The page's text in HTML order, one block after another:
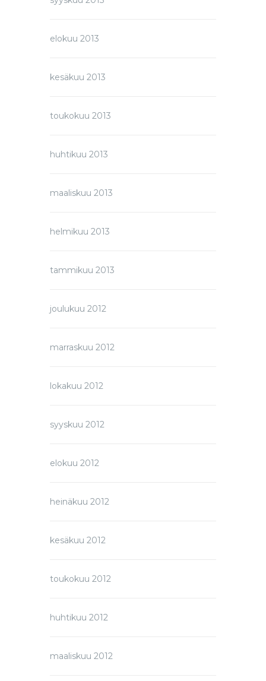
elokuu 2013
kesäkuu 2013
toukokuu 2013
huhtikuu 2013
maaliskuu 2013
helmikuu 2013
tammikuu 2013
joulukuu 2012
marraskuu 2012
lokakuu 2012
syyskuu 2012
elokuu 2012
heinäkuu 2012
kesäkuu 2012
toukokuu 2012
huhtikuu 2012
maaliskuu 2012